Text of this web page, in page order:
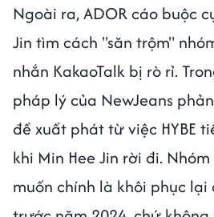
Ngoài ra, ADOR cáo buộc
Jin tìm cách "săn trộm"
nhắn KakaoTalk bị rò rỉ.
pháp lý của NewJeans
đề xuất phát từ việc HYBE
khi Min Hee Jin rời đi.
muốn chính là khôi phục